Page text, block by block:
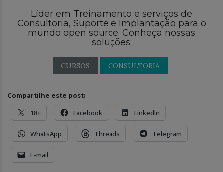
Líder em Treinamento e serviços de
Consultoria, Suporte e Implantação para o
mundo open source. Conheça nossas
soluções:
CURSOS CONSULTORIA
Compartilhe este post:
18+ Facebook LinkedIn
WhatsApp Threads Telegram
E-mail